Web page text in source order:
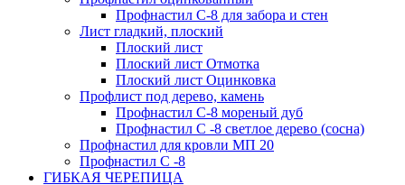
Профнастил С-8 для забора и стен
Лист гладкий, плоский
Плоский лист
Плоский лист Отмотка
Плоский лист Оцинковка
Профлист под дерево, камень
Профнастил С-8 мореный дуб
Профнастил С -8 светлое дерево (сосна)
Профнастил для кровли МП 20
Профнастил С -8
ГИБКАЯ ЧЕРЕПИЦА